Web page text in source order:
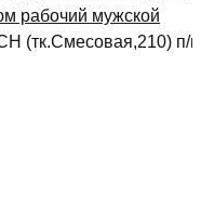
рабочий мужской
(тк.Смесовая,210) п/к,